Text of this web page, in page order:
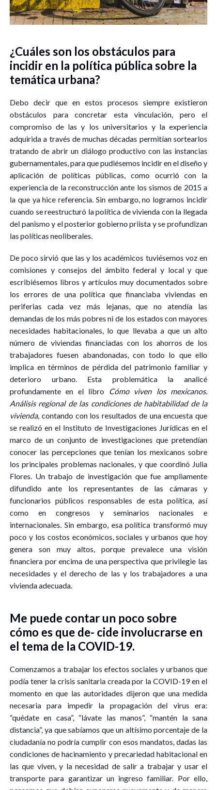
¿Cuáles son los obstáculos para
incidir en la política pública sobre la
temática urbana?
Debo decir que en estos procesos siempre existieron
obstáculos para concretar esta vinculación, pero el
compromiso de las y los universitarios y la experiencia
adquirida a través de muchas décadas permitían sortearlos
tratando de abrir un diálogo productivo con las instancias
gubernamentales, para que pudiésemos incidir en el diseño y
aplicación de políticas públicas, como ocurrió con la
experiencia de la reconstrucción ante los sismos de 2015 a
la que ya hice referencia. Sin embargo, no logramos incidir
cuando se reestructuró la política de vivienda con la llegada
del panismo y el posterior gobierno priista y se profundizan
las políticas neoliberales.
De poco sirvió que las y los académicos tuviésemos voz en
comisiones y consejos del ámbito federal y local y que
escribiésemos libros y artículos muy documentados sobre
los errores de una política que financiaba viviendas en
periferias cada vez más lejanas, que no atendía las
demandas de los más pobres ni de los estados con mayores
necesidades habitacionales, lo que llevaba a que un alto
número de viviendas financiadas con los ahorros de los
trabajadores fuesen abandonadas, con todo lo que ello
implica en términos de pérdida del patrimonio familiar y
deterioro urbano. Esta problemática la analicé
profundamente en el libro
Cómo viven los mexicanos.
Análisis regional de las condiciones de habitabilidad de la
vivienda, contando con los resultados de una encuesta que
se realizó en el Instituto de Investigaciones Jurídicas en el
marco de un conjunto de investigaciones que pretendían
conocer las percepciones que tenían los mexicanos sobre
los principales problemas nacionales, y que coordinó Julia
Flores. Un trabajo de investigación que fue ampliamente
difundido ante los representantes de las cámaras y
funcionarios públicos responsables de esta política, así
como en congresos y seminarios nacionales e
internacionales. Sin embargo, esa política transformó muy
poco y los costos económicos, sociales y urbanos que hoy
genera son muy altos, porque prevalece una visión
financiera por encima de una perspectiva que privilegie las
necesidades y el derecho de las y los trabajadores a una
vivienda adecuada.
Me puede contar un poco sobre
cómo es que de- cide involucrarse en
el tema de la COVID-19.
Comenzamos a trabajar los efectos sociales y urbanos que
podía tener la crisis sanitaria creada por la COVID-19 en el
momento en que las autoridades dijeron que una medida
necesaria para impedir la propagación del virus era:
“quédate en casa”, “lávate las manos”, “mantén la sana
distancia”, ya que sabíamos que un altísimo porcentaje de la
ciudadanía no podría cumplir con esos mandatos, dadas las
condiciones de hacinamiento y precariedad habitacional en
las que viven, y la necesidad de salir a trabajar y usar el
transporte para garantizar un ingreso familiar. Por ello,